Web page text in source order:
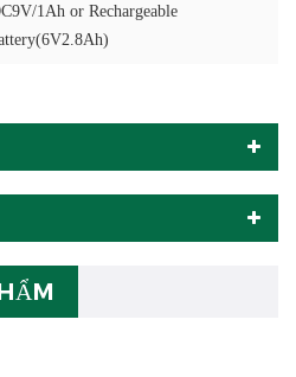
1Ah or Rechargeable